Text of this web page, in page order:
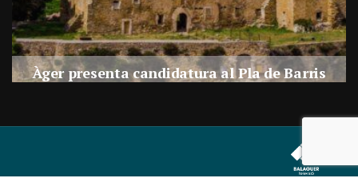
Àger presenta candidatura al Pla de Barris